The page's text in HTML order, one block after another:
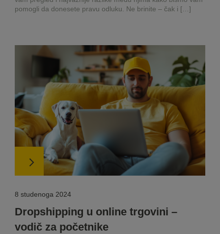
pomogli da donesete pravu odluku. Ne brinite – čak i […]
8 studenoga 2024
Dropshipping u online trgovini –
vodič za početnike